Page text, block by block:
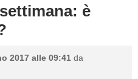
è
2017 alle 09:41 da